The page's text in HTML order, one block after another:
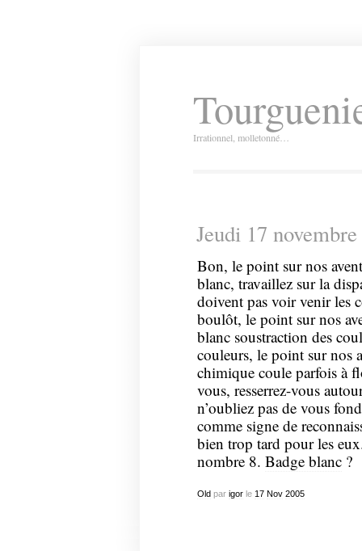
Irrationnel, molletonné…
Jeudi 17
Bon, le point sur nos
blanc, travaillez sur la
doivent pas voir venir les
boulôt, le point sur nos
blanc soustraction des
couleurs, le point sur nos
chimique coule parfois à
vous, resserrez-vous
n’oubliez pas de vous
comme signe de
bien trop tard pour les
nombre 8. Badge blanc?
Oldpar igorle 17 Nov 2005